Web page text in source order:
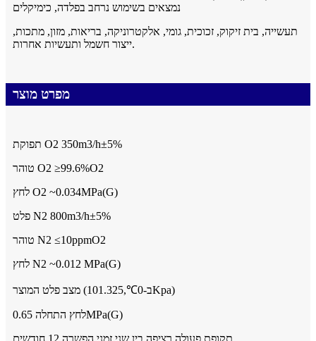
נמצאים בשימוש נרחב בפלדה, כימיקלים
תעשייה, בית זיקוק, זכוכית, גומי, אלקטרוניקה, בריאות, מזון, מתכות,
ייצור חשמל ותעשיות אחרות.
מפרט מוצר
תפוקת O2 350m3/h±5%
טוהר O2 ≥99.6%O2
לחץ O2 ~0.034MPa(G)
פלט N2 800m3/h±5%
טוהר N2 ≤10ppmO2
לחץ N2 ~0.012 MPa(G)
מצב פלט המוצר (ב-0℃,101.325Kpa)
לחץ התחלה 0.65MPa(G)
תקופת פעולה רציפה בין שני זמני הפשרה 12 חודשים